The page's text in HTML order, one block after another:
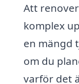
Att
komplex
en mängd
om du
varför det